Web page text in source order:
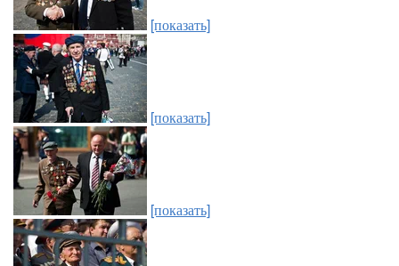
[показать]
[показать]
[показать]